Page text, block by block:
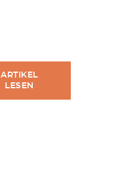
ARTIKEL
LESEN